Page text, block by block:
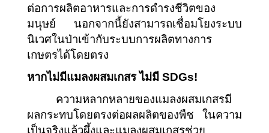
ต่อการผลิตอาหารและการดำรงชีวิตของ
มนุษย์ นอกจากนี้ยังสามารถเชื่อมโยงระบบ
นิเวศในป่าเข้ากับระบบการผลิตทางการ
เกษตรได้โดยตรง
หากไม่มีแมลงผสมเกสร ไม่มี SDGs!
ความหลากหลายของแมลงผสมเกสรมี
ผลกระทบโดยตรงต่อผลผลิตของพืช ในความ